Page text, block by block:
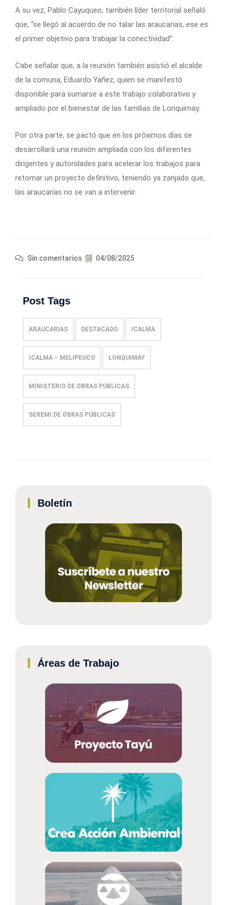
A su vez, Pablo Cayuqueo, también líder territorial señaló
que, “se llegó al acuerdo de no talar las araucarias, ese es
el primer objetivo para trabajar la conectividad”.
Cabe señalar que, a la reunión también asistió el alcalde
de la comuna, Eduardo Yañez, quien se manifestó
disponible para sumarse a este trabajo colaborativo y
ampliado por el bienestar de las familias de Lonquimay.
Por otra parte, se pactó que en los próximos días se
desarrollará una reunión ampliada con los diferentes
dirigentes y autoridades para acelerar los trabajos para
retomar un proyecto definitivo, teniendo ya zanjado que,
las araucarias no se van a intervenir.
Sin comentarios 04/08/2025
Post Tags
ARAUCARIAS DESTACADO ICALMA
ICALMA – MELIPEUCO LONQUIMAY
MINISTERIO DE OBRAS PÚBLICAS
SEREMI DE OBRAS PÚBLICAS
Boletín
Áreas de Trabajo